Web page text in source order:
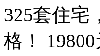
325套住宅
格！